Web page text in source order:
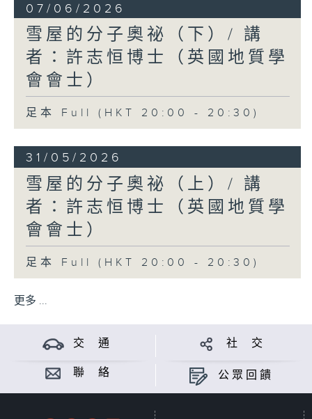
07/06/2026
雪屋的分子奧祕（下）/ 講
者：許志恒博士（英國地質學
會會士）
足本 Full (HKT 20:00 - 20:30)
31/05/2026
雪屋的分子奧祕（上）/ 講
者：許志恒博士（英國地質學
會會士）
足本 Full (HKT 20:00 - 20:30)
更多 ...
交 通 社 交
聯 絡 公眾回饋